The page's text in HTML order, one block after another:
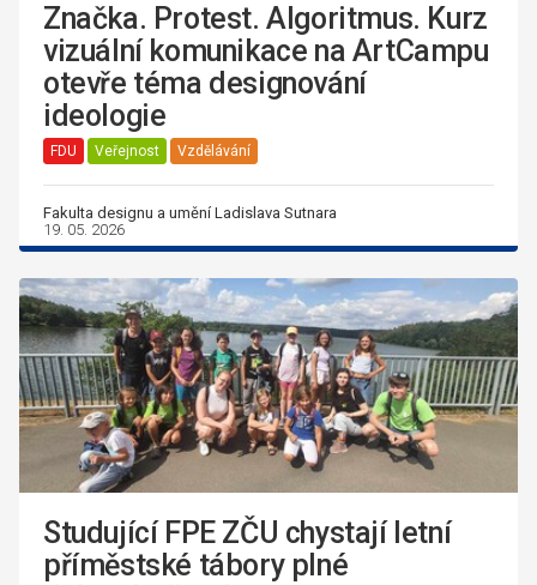
Značka. Protest. Algoritmus. Kurz
vizuální komunikace na ArtCampu
otevře téma designování
ideologie
FDU Veřejnost Vzdělávání
Fakulta designu a umění Ladislava Sutnara
19. 05. 2026
Studující FPE ZČU chystají letní
příměstské tábory plné